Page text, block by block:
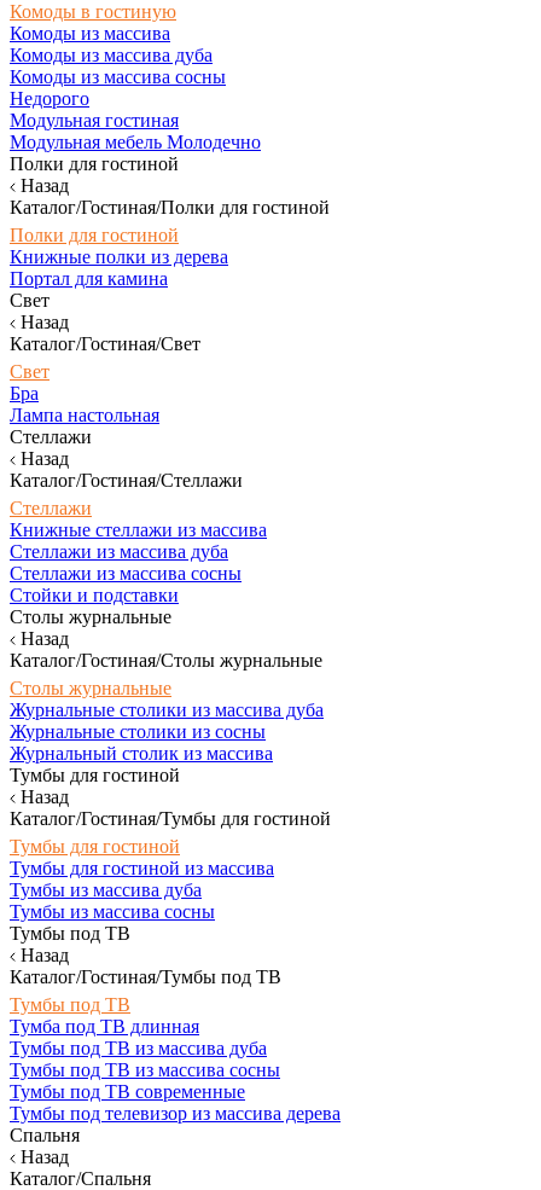
Комоды в гостиную
Комоды из массива
Комоды из массива дуба
Комоды из массива сосны
Недорого
Модульная гостиная
Модульная мебель Молодечно
Полки для гостиной
Назад
Каталог/Гостиная/Полки для гостиной
Полки для гостиной
Книжные полки из дерева
Портал для камина
Свет
Назад
Каталог/Гостиная/Свет
Свет
Бра
Лампа настольная
Стеллажи
Назад
Каталог/Гостиная/Стеллажи
Стеллажи
Книжные стеллажи из массива
Стеллажи из массива дуба
Стеллажи из массива сосны
Стойки и подставки
Столы журнальные
Назад
Каталог/Гостиная/Столы журнальные
Столы журнальные
Журнальные столики из массива дуба
Журнальные столики из сосны
Журнальный столик из массива
Тумбы для гостиной
Назад
Каталог/Гостиная/Тумбы для гостиной
Тумбы для гостиной
Тумбы для гостиной из массива
Тумбы из массива дуба
Тумбы из массива сосны
Тумбы под ТВ
Назад
Каталог/Гостиная/Тумбы под ТВ
Тумбы под ТВ
Тумба под ТВ длинная
Тумбы под ТВ из массива дуба
Тумбы под ТВ из массива сосны
Тумбы под ТВ современные
Тумбы под телевизор из массива дерева
Спальня
Назад
Каталог/Спальня